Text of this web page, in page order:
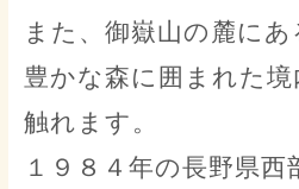
また、御嶽山の麓にあ
豊かな森に囲まれた
触れます。
１９８４年の長野県